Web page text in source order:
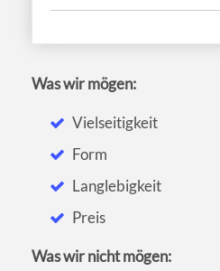
Was wir mögen:
Vielseitigkeit
Form
Langlebigkeit
Preis
Was wir nicht mögen: